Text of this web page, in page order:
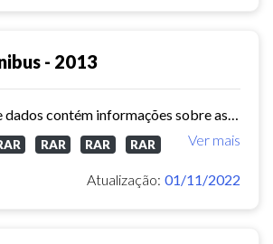
- 2013
Ver mais
RAR RAR RAR
Atualização: 01/11/2022